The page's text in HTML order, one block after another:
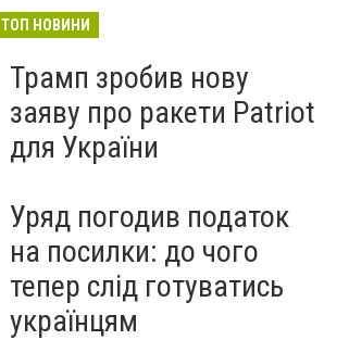
ТОП НОВИНИ
Трамп зробив нову
заяву про ракети Patriot
для України
Уряд погодив податок
на посилки: до чого
тепер слід готуватись
українцям